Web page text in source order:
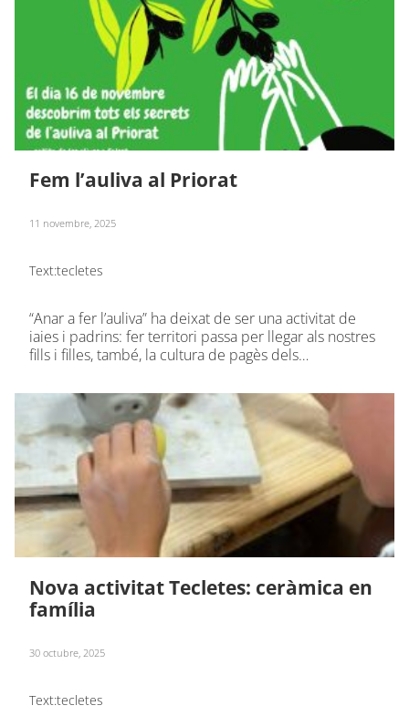
Fem l’auliva al Priorat
11 novembre, 2025
Text:tecletes
“Anar a fer l’auliva” ha deixat de ser una activitat de
iaies i padrins: fer territori passa per llegar als nostres
fills i filles, també, la cultura de pagès dels…
Nova activitat Tecletes: ceràmica en
família
30 octubre, 2025
Text:tecletes